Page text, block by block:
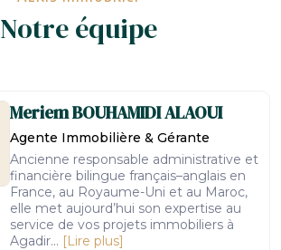
Notre équipe
MeriemBOUHAMIDI ALAOUI
Agente Immobilière & Gérante
Ancienne responsable administrative et
financière bilingue français–anglais en
France, au Royaume-Uni et au Maroc,
elle met aujourd’hui son expertise au
service de vos projets immobiliers à
Agadir... [Lire plus]